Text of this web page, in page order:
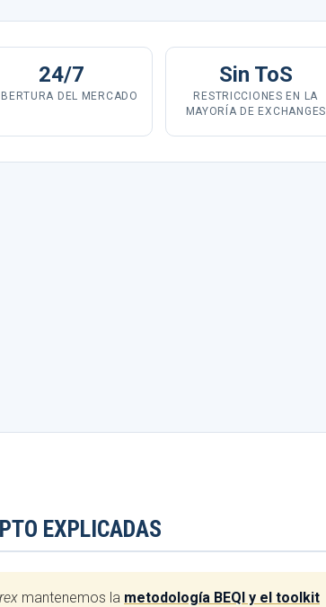
24/7
DEL MERCADO
Sin ToS
RESTRICCIONES EN LA
MAYORÍA DE EXCHANGES
EXPLICADAS
mantenemos la metodología BEQI y el toolkit